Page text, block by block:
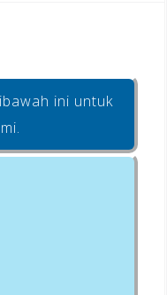
ini untuk